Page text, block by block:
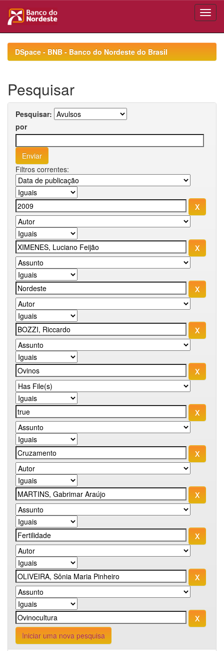
navigationDSpace - BNB - Banco do Nordeste do Brasil
Pesquisar
Pesquisar:
por
Filtros correntes:
Iniciar uma nova pesquisa